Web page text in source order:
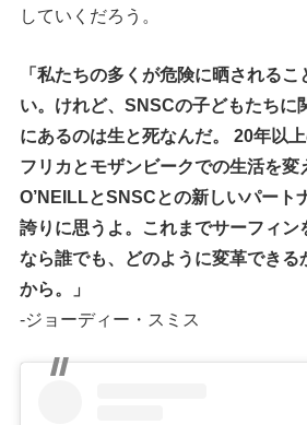
していくだろう。
「私たちの多くが危険に晒される
い。けれど、SNSCの子どもたちに
にあるのは生と死なんだ。 20年以
フリカとモザンビークでの生活を変
O’NEILLとSNSCとの新しいパート
誇りに思うよ。これまでサーフィン
なら誰でも、どのように変革できる
から。」
-ジョーディー・スミス